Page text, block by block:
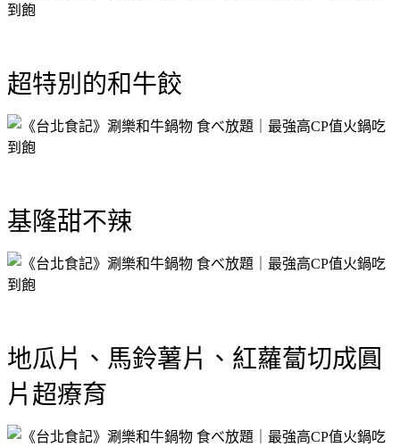
超特別的和牛餃
基隆甜不辣
地瓜片、馬鈴薯片、紅蘿蔔切成圓
片超療育